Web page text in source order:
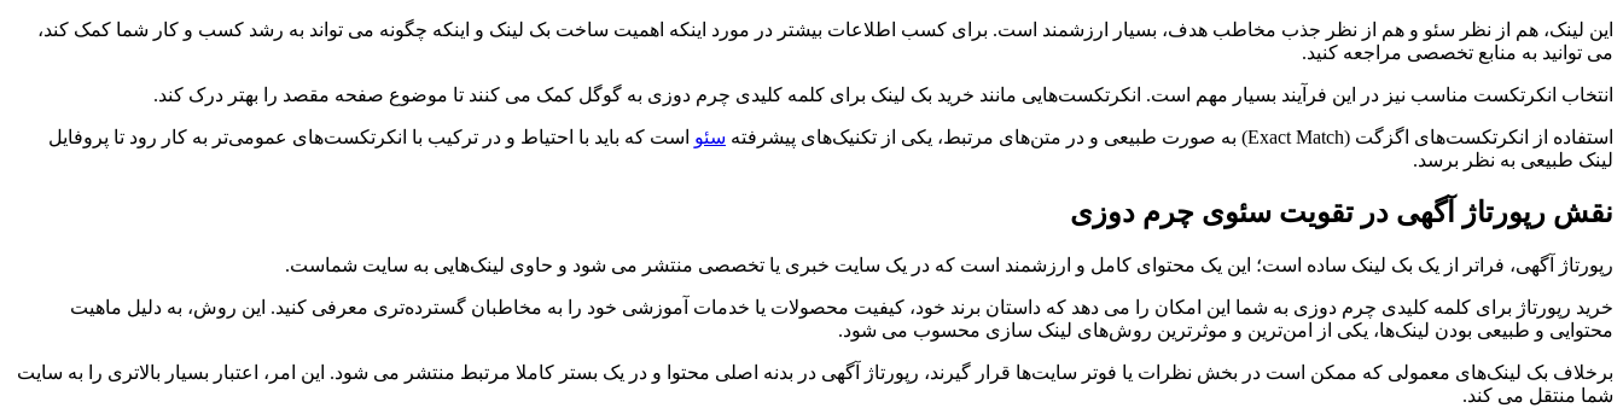
این لینک، هم از نظر سئو و هم از نظر جذب مخاطب هدف، بسیار ارزشمند است. برای کسب اطلاعات بیشتر در مورد اینکه اهمیت ساخت بک لینک و اینکه چگونه می تواند به رشد کسب و کار شما کمک کند،
می توانید به منابع تخصصی مراجعه کنید.
انتخاب انکرتکست مناسب نیز در این فرآیند بسیار مهم است. انکرتکست‌هایی مانند خرید بک لینک برای کلمه کلیدی چرم دوزی به گوگل کمک می کنند تا موضوع صفحه مقصد را بهتر درک کند.
استفاده از انکرتکست‌های اگزگت (Exact Match) به صورت طبیعی و در متن‌های مرتبط، یکی از تکنیک‌های پیشرفته سئو است که باید با احتیاط و در ترکیب با انکرتکست‌های عمومی‌تر به کار رود تا پروفایل
لینک طبیعی به نظر برسد.
نقش رپورتاژ آگهی در تقویت سئوی چرم دوزی
رپورتاژ آگهی، فراتر از یک بک لینک ساده است؛ این یک محتوای کامل و ارزشمند است که در یک سایت خبری یا تخصصی منتشر می شود و حاوی لینک‌هایی به سایت شماست.
خرید رپورتاژ برای کلمه کلیدی چرم دوزی به شما این امکان را می دهد که داستان برند خود، کیفیت محصولات یا خدمات آموزشی خود را به مخاطبان گسترده‌تری معرفی کنید. این روش، به دلیل ماهیت
محتوایی و طبیعی بودن لینک‌ها، یکی از امن‌ترین و موثرترین روش‌های لینک سازی محسوب می شود.
برخلاف بک لینک‌های معمولی که ممکن است در بخش نظرات یا فوتر سایت‌ها قرار گیرند، رپورتاژ آگهی در بدنه اصلی محتوا و در یک بستر کاملا مرتبط منتشر می شود. این امر، اعتبار بسیار بالاتری را به سایت
شما منتقل می کند.